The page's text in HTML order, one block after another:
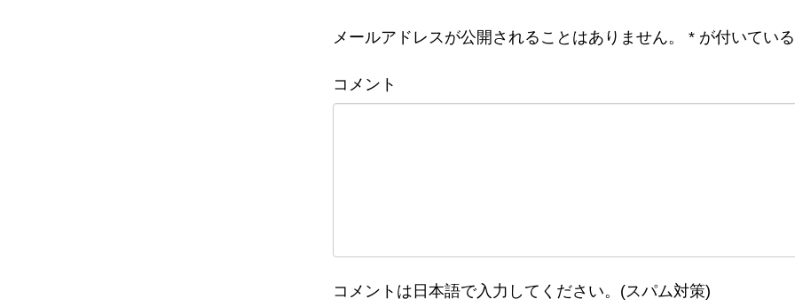
メールアドレスが公開されることはありません。 * が付いてい
コメント
コメントは日本語で入力してください。(スパム対策)